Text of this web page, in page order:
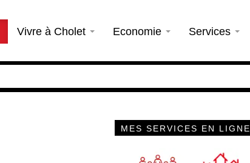
Vivre à Cholet Economie Services
MES SERVICES EN LIGNE